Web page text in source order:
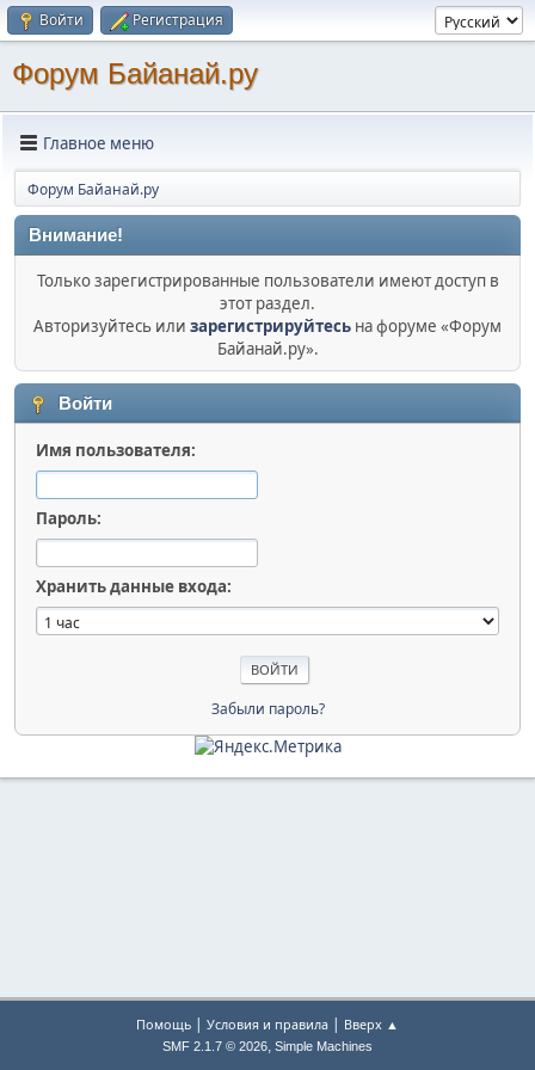
Войти Регистрация
Форум Байанай.ру
Главное меню
Форум Байанай.ру
Внимание!
Только зарегистрированные пользователи имеют доступ в
этот раздел.
Авторизуйтесь или зарегистрируйтесь на форуме «Форум
Байанай.ру».
Войти
Имя пользователя:
Пароль:
Хранить данные входа:
Забыли пароль?
Помощь | Условия и правила | Вверх ▲
SMF 2.1.7 © 2026, Simple Machines